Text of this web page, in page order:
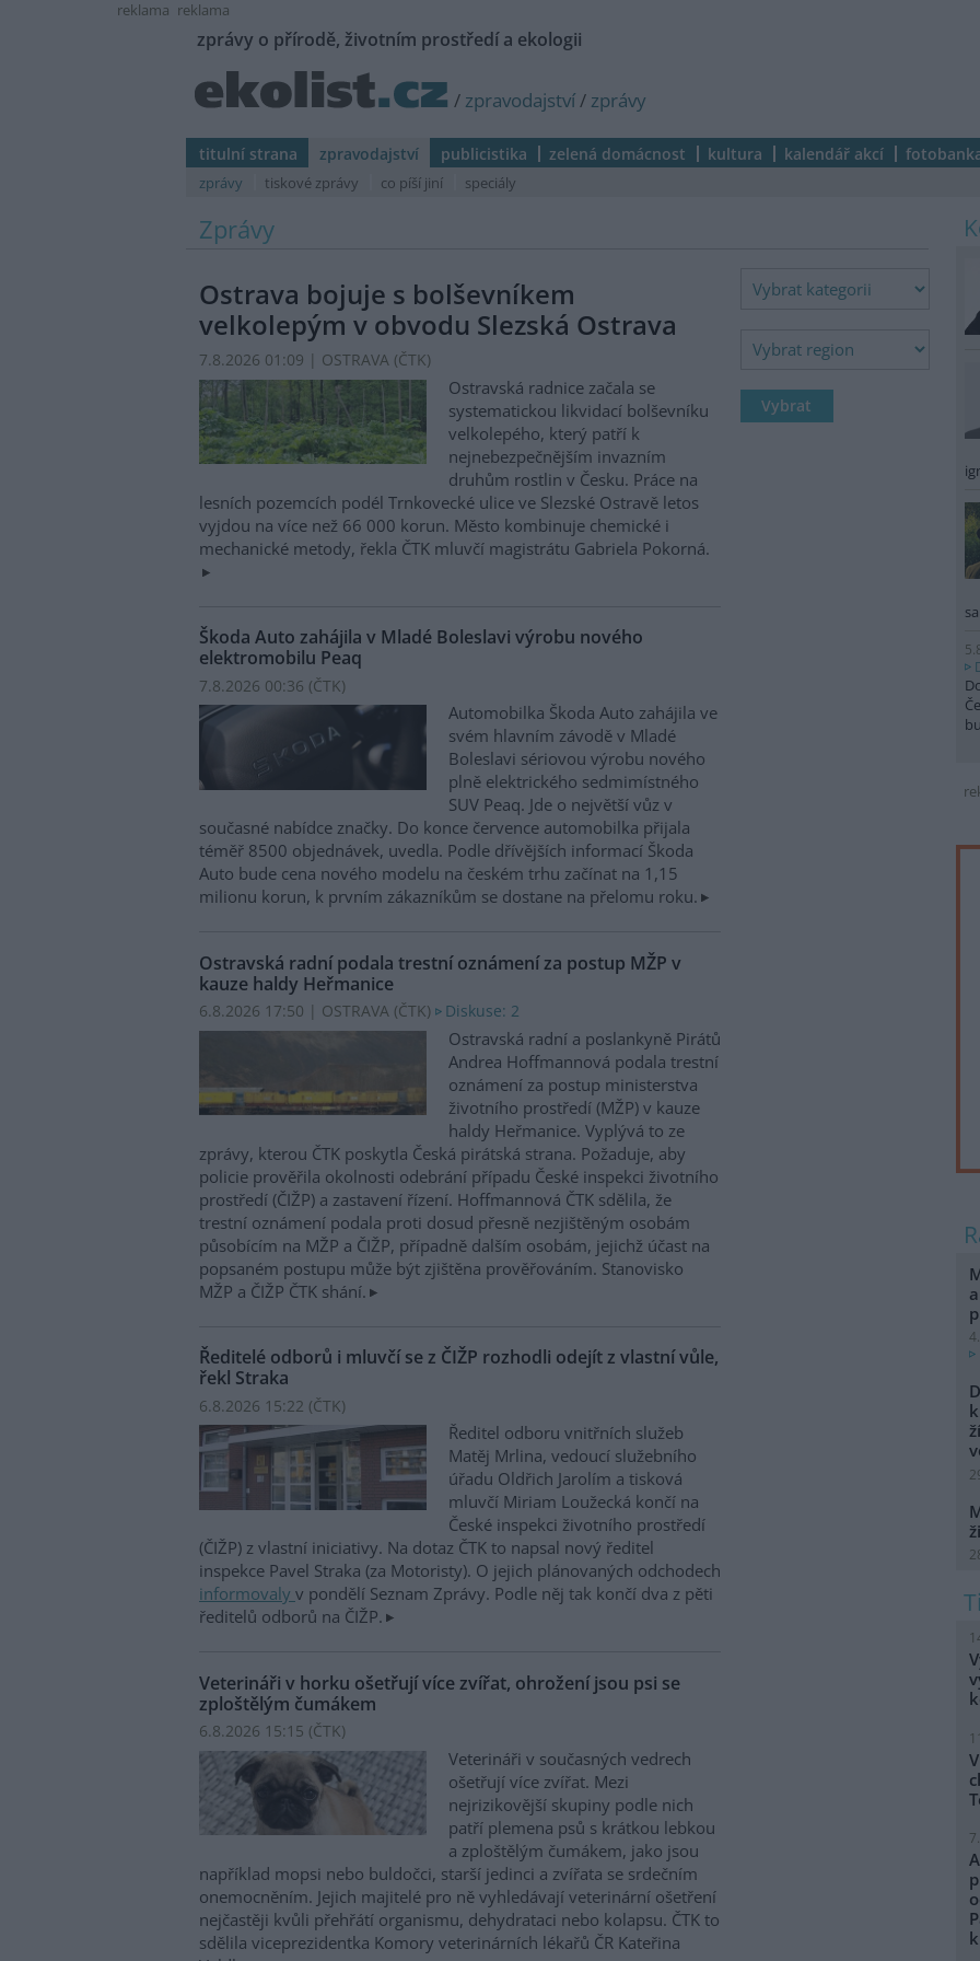
reklama reklama
zprávy o přírodě, životním prostředí a ekologii
/ zpravodajství/ zprávy
titulní strana zpravodajství publicistika zelená domácnost kultura kalendář akcí
zprávy tiskové zprávy co píší jiní speciály
Zprávy
Ostrava bojuje s bolševníkem
velkolepým v obvodu Slezská Ostrava
7.8.2026 01:09 | OSTRAVA (ČTK)
Ostravská radnice začala se
systematickou likvidací bolševníku
velkolepého, který patří k
nejnebezpečnějším invazním
druhům rostlin v Česku. Práce na
lesních pozemcích podél Trnkovecké ulice ve Slezské Ostravě letos
vyjdou na více než 66 000 korun. Město kombinuje chemické i
mechanické metody, řekla ČTK mluvčí magistrátu Gabriela Pokorná.
Škoda Auto zahájila v Mladé Boleslavi výrobu nového
elektromobilu Peaq
7.8.2026 00:36 (ČTK)
Automobilka Škoda Auto zahájila ve
svém hlavním závodě v Mladé
Boleslavi sériovou výrobu nového
plně elektrického sedmimístného
SUV Peaq. Jde o největší vůz v
současné nabídce značky. Do konce července automobilka přijala
téměř 8500 objednávek, uvedla. Podle dřívějších informací Škoda
Auto bude cena nového modelu na českém trhu začínat na 1,15
milionu korun, k prvním zákazníkům se dostane na přelomu roku.
Ostravská radní podala trestní oznámení za postup MŽP v
kauze haldy Heřmanice
6.8.2026 17:50 | OSTRAVA (ČTK) Diskuse: 2
Ostravská radní a poslankyně Pirátů
Andrea Hoffmannová podala trestní
oznámení za postup ministerstva
životního prostředí (MŽP) v kauze
haldy Heřmanice. Vyplývá to ze
zprávy, kterou ČTK poskytla Česká pirátská strana. Požaduje, aby
policie prověřila okolnosti odebrání případu České inspekci životního
prostředí (ČIŽP) a zastavení řízení. Hoffmannová ČTK sdělila, že
trestní oznámení podala proti dosud přesně nezjištěným osobám
působícím na MŽP a ČIŽP, případně dalším osobám, jejichž účast na
popsaném postupu může být zjištěna prověřováním. Stanovisko
MŽP a ČIŽP ČTK shání.
Ředitelé odborů i mluvčí se z ČIŽP rozhodli odejít z vlastní vůle,
řekl Straka
6.8.2026 15:22 (ČTK)
Ředitel odboru vnitřních služeb
Matěj Mrlina, vedoucí služebního
úřadu Oldřich Jarolím a tisková
mluvčí Miriam Loužecká končí na
České inspekci životního prostředí
(ČIŽP) z vlastní iniciativy. Na dotaz ČTK to napsal nový ředitel
inspekce Pavel Straka (za Motoristy). O jejich plánovaných odchodech
informovaly v pondělí Seznam Zprávy. Podle něj tak končí dva z pěti
ředitelů odborů na ČIŽP.
Veterináři v horku ošetřují více zvířat, ohrožení jsou psi se
zploštělým čumákem
6.8.2026 15:15 (ČTK)
Veterináři v současných vedrech
ošetřují více zvířat. Mezi
nejrizikovější skupiny podle nich
patří plemena psů s krátkou lebkou
a zploštělým čumákem, jako jsou
například mopsi nebo buldočci, starší jedinci a zvířata se srdečním
onemocněním. Jejich majitelé pro ně vyhledávají veterinární ošetření
nejčastěji kvůli přehřátí organismu, dehydrataci nebo kolapsu. ČTK to
sdělila viceprezidentka Komory veterinárních lékařů ČR Kateřina